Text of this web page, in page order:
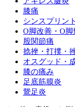
膝痛
シンスプリント
O脚改善・O脚
股関節痛
捻挫・打撲・
オスグッド・
膝の痛み
足底筋膜炎
鵞足炎